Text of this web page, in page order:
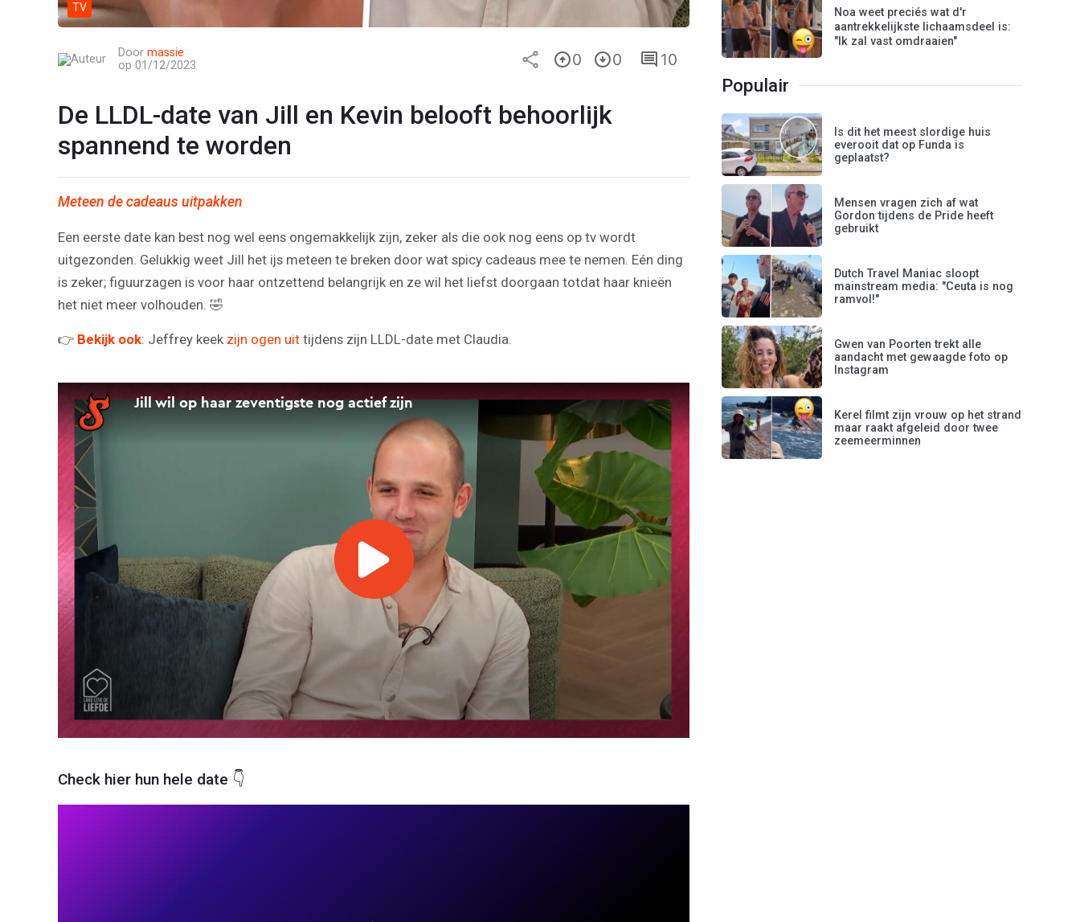
TV
Door massie
op 01/12/2023
0 0 10
De LLDL-date van Jill en Kevin belooft behoorlijk
spannend te worden
Meteen de cadeaus uitpakken
Een eerste date kan best nog wel eens ongemakkelijk zijn, zeker als die ook nog eens op tv wordt
uitgezonden. Gelukkig weet Jill het ijs meteen te breken door wat spicy cadeaus mee te nemen. Eén ding
is zeker; figuurzagen is voor haar ontzettend belangrijk en ze wil het liefst doorgaan totdat haar knieën
het niet meer volhouden. 🤣
👉 Bekijk ook: Jeffrey keek zijn ogen uit tijdens zijn LLDL-date met Claudia.
Check hier hun hele date 👇
Noa weet preciés wat d'r
aantrekkelijkste lichaamsdeel is:
"Ik zal vast omdraaien"
Populair
Is dit het meest slordige huis
everooit dat op Funda is
geplaatst?
Mensen vragen zich af wat
Gordon tijdens de Pride heeft
gebruikt
Dutch Travel Maniac sloopt
mainstream media: "Ceuta is nog
ramvol!"
Gwen van Poorten trekt alle
aandacht met gewaagde foto op
Instagram
Kerel filmt zijn vrouw op het strand
maar raakt afgeleid door twee
zeemeerminnen